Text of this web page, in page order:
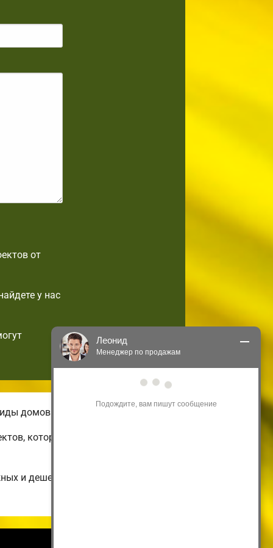
от
у нас
домов.
которые можно подстроить по
и дешевых до огромных
Леонид
Менеджер по продажам
Здравствуйте! Я могу
акциям и проектам.